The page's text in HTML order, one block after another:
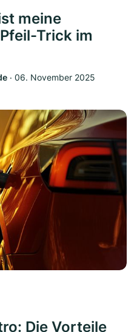
meine
Trick im
‧ 06. November 2025
Die Vorteile